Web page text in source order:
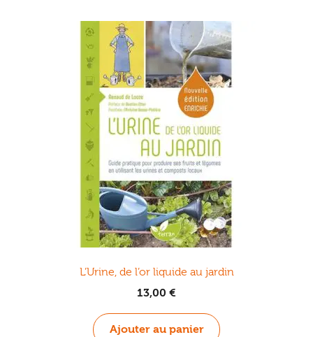
L’Urine, de l’or liquide au jardin
13,00 €
Ajouter au panier